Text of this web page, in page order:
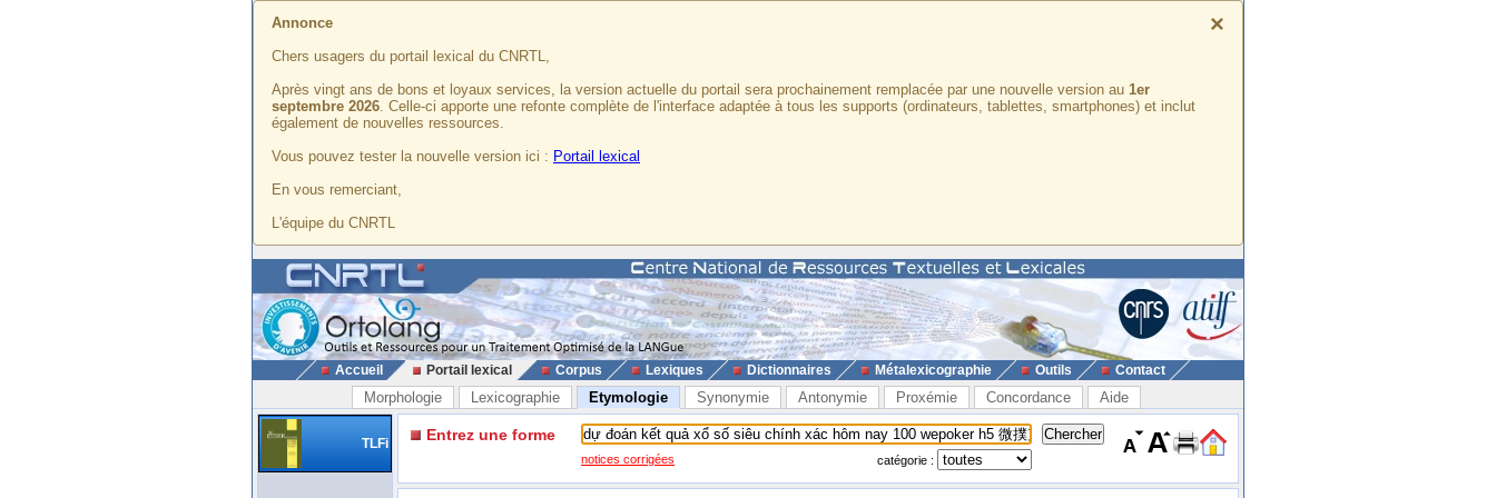
×
Annonce
Chers usagers du portail lexical du CNRTL,
Après vingt ans de bons et loyaux services, la version actuelle du portail sera prochainement remplacée par une nouvelle version au 1er
septembre 2026. Celle-ci apporte une refonte complète de l'interface adaptée à tous les supports (ordinateurs, tablettes, smartphones) et inclut
également de nouvelles ressources.
Vous pouvez tester la nouvelle version ici : Portail lexical
En vous remerciant,
L'équipe du CNRTL
Accueil Portail lexical Corpus Lexiques Dictionnaires Métalexicographie Outils Contact
Morphologie Lexicographie Etymologie Synonymie Antonymie Proxémie Concordance Aide
TLFi Entrez une forme
notices corrigées catégorie :